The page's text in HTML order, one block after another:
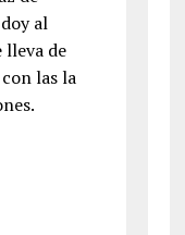
al
lleva de
las la